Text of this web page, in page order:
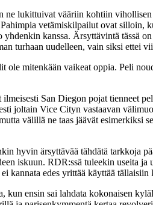
ne lukittuivat vääriin kohtiin
vetämiskilpailut ovat silloin,
kanssa. Ärsyttävintä tässä
turhaan uudelleen, vain siksi ettei
mitenkään vaikeat oppia. Peli
San Diegon pojat tienneet
joltain Vice Cityn vastaavan
välillä ne taas jäävät
hyvin ärsyttävää tähdätä tarkkoja
iskuun. RDR:ssä tuleekin useita
kannata edes yrittää käyttää tällaisiin
ensin sai lahdata kokonaisen